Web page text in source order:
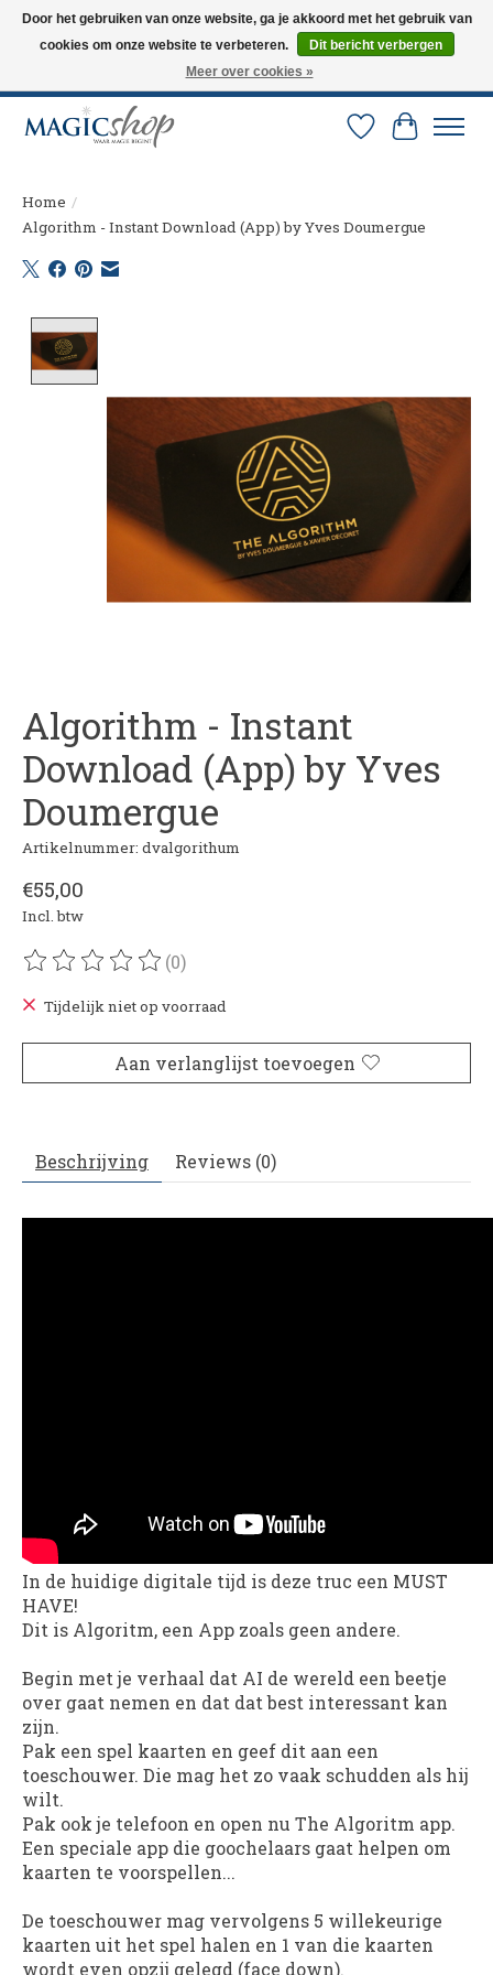
Altijd de nieuwste trucs op voorraad. Snelle verzending via PostNL en DHL.
Langskomen in onze winkel? Bel of mail om een afspraak te maken. 0251-
Verlanglijst
Home /
Algorithm - Instant Download (App) by Yves Doumergue
Algorithm - Instant
Download (App) by Yves
Doumergue
Artikelnummer: dvalgorithum
€55,00
Incl. btw
De beoordeling van dit product is
(0)
Tijdelijk niet op voorraad
Aan verlanglijst toevoegen
Beschrijving Reviews (0)
In de huidige digitale tijd is deze truc een MUST
HAVE!
Dit is Algoritm, een App zoals geen andere.
Begin met je verhaal dat AI de wereld een beetje
over gaat nemen en dat dat best interessant kan
zijn.
Pak een spel kaarten en geef dit aan een
toeschouwer. Die mag het zo vaak schudden als hij
wilt.
Pak ook je telefoon en open nu The Algoritm app.
Een speciale app die goochelaars gaat helpen om
kaarten te voorspellen...
De toeschouwer mag vervolgens 5 willekeurige
kaarten uit het spel halen en 1 van die kaarten
wordt even opzij gelegd (face down).
Door het gebruiken van onze website, ga je akkoord met het gebruik van
cookies om onze website te verbeteren.
Dit bericht verbergen
Meer over cookies »